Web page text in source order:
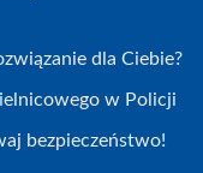
dla Ciebie?
w Policji
bezpieczeństwo!